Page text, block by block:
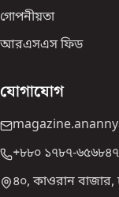
গোপনীয়তা
আরএসএস ফিড
যোগাযোগ
+৮৮০ ১৭৮৭-৬৫৬৮৪৭
৪০, কাওরান বাজার,